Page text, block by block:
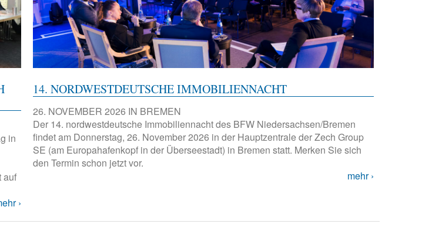
in
auf
14. NORDWESTDEUTSCHE IMMOBILIENNACHT
26. NOVEMBER 2026 IN BREMEN
Der 14. nordwestdeutsche Immobiliennacht des BFW Niedersachsen/Bremen
findet am Donnerstag, 26. November 2026 in der Hauptzentrale der Zech Group
SE (am Europahafenkopf in der Überseestadt) in Bremen statt. Merken Sie sich
den Termin schon jetzt vor.
mehr